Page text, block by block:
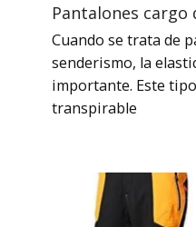
Pantalones cargo
Cuando se trata de
senderismo, la
importante. Este
transpirable